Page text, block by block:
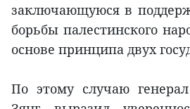
заключающуюся в
борьбы палестинского
основе принципа двух
По этому случаю